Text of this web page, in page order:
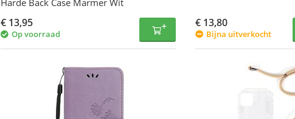
Harde Back Case Marmer Wit
€ 13,95
Op voorraad
€ 13,80
Bijna uitverkocht